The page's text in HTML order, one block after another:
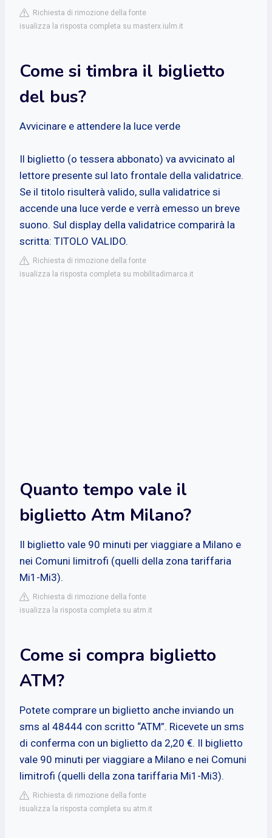
Richiesta di rimozione della fonte
isualizza la risposta completa su masterx.iulm.it
Come si timbra il biglietto
del bus?
Avvicinare e attendere la luce verde
Il biglietto (o tessera abbonato) va avvicinato al
lettore presente sul lato frontale della validatrice.
Se il titolo risulterà valido, sulla validatrice si
accende una luce verde e verrà emesso un breve
suono. Sul display della validatrice comparirà la
scritta: TITOLO VALIDO.
Richiesta di rimozione della fonte
isualizza la risposta completa su mobilitadimarca.it
Quanto tempo vale il
biglietto Atm Milano?
Il biglietto vale 90 minuti per viaggiare a Milano e
nei Comuni limitrofi (quelli della zona tariffaria
Mi1-Mi3).
Richiesta di rimozione della fonte
isualizza la risposta completa su atm.it
Come si compra biglietto
ATM?
Potete comprare un biglietto anche inviando un
sms al 48444 con scritto “ATM”. Ricevete un sms
di conferma con un biglietto da 2,20 €. Il biglietto
vale 90 minuti per viaggiare a Milano e nei Comuni
limitrofi (quelli della zona tariffaria Mi1-Mi3).
Richiesta di rimozione della fonte
isualizza la risposta completa su atm.it